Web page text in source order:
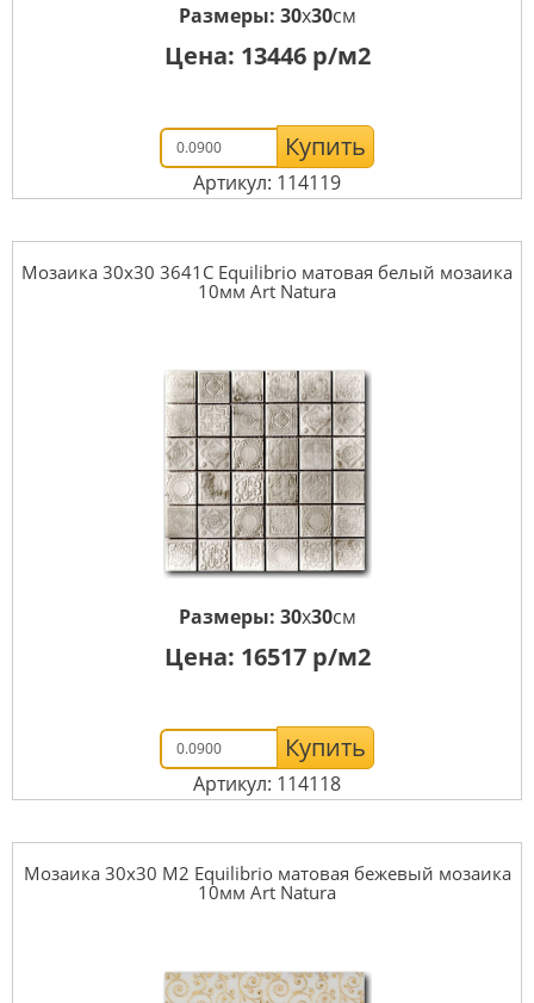
Размеры: 30x30см
Цена: 13446р/м2
Купить
Артикул: 114119
Мозаика 30x30 3641C Equilibrio матовая белый мозаика
10мм Art Natura
Размеры: 30x30см
Цена: 16517р/м2
Купить
Артикул: 114118
Мозаика 30x30 М2 Equilibrio матовая бежевый мозаика
10мм Art Natura